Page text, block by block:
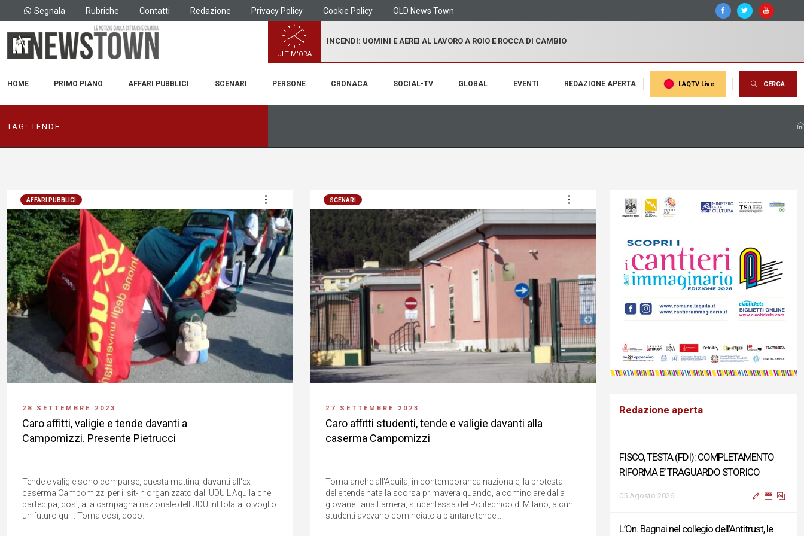
Segnala Rubriche Contatti Redazione Privacy Policy Cookie Policy OLD News Town
ULTIM'ORA
INCENDI: UOMINI E AEREI AL LAVORO A ROIO E ROCCA DI CAMBIO
HOME PRIMO PIANO AFFARI PUBBLICI SCENARI PERSONE CRONACA SOCIAL-TV GLOBAL EVENTI REDAZIONE APERTA LAQTV Live CERCA
TAG:TENDE
AFFARI PUBBLICI
28 SETTEMBRE 2023
Caro affitti, valigie e tende davanti a
Campomizzi. Presente Pietrucci
Tende e valigie sono comparse, questa mattina, davanti all'ex
caserma Campomizzi per il sit-in organizzato dall'UDU L'Aquila che
partecipa, così, alla campagna nazionale dell'UDU intitolata Io voglio
un futuro qui! . Torna così, dopo...
SCENARI
27 SETTEMBRE 2023
Caro affitti studenti, tende e valigie davanti alla
caserma Campomizzi
Torna anche all'Aquila, in contemporanea nazionale, la protesta
delle tende nata la scorsa primavera quando, a cominciare dalla
giovane Ilaria Lamera, studentessa del Politecnico di Milano, alcuni
studenti avevano cominciato a piantare tende...
Redazione aperta
FISCO, TESTA (FDI): COMPLETAMENTO
RIFORMA E’ TRAGUARDO STORICO
05 Agosto 2026
L’On. Bagnai nel collegio dell’Antitrust, le